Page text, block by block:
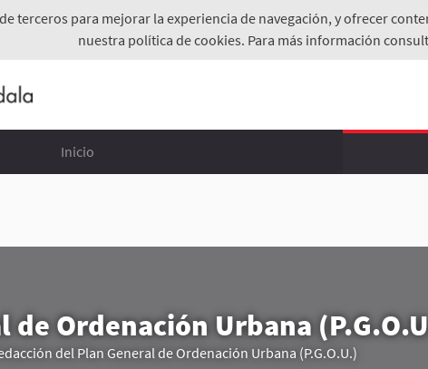
terceros para mejorar la experiencia de navegación, y ofrecer
nuestra política de cookies. Para más información
Inicio
de Ordenación Urbana
del Plan General de Ordenación Urbana (P.G.O.U.)